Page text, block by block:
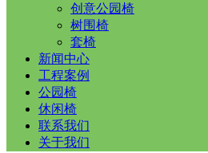
创意公园椅
树围椅
套椅
新闻中心
工程案例
公园椅
休闲椅
联系我们
关于我们